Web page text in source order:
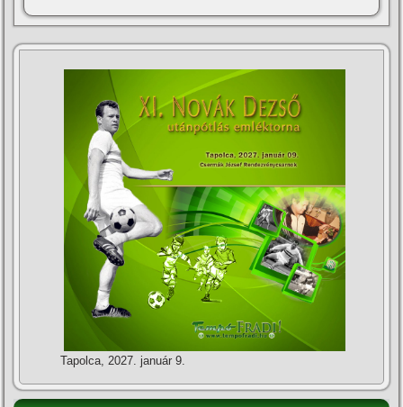
Tapolca, 2027. január 9.